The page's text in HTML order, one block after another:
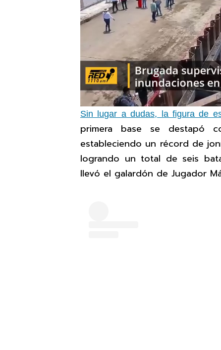
Sin lugar a dudas, la figura de
primera base se destapó
estableciendo un récord de
logrando un total de seis
llevó el galardón de Jugador